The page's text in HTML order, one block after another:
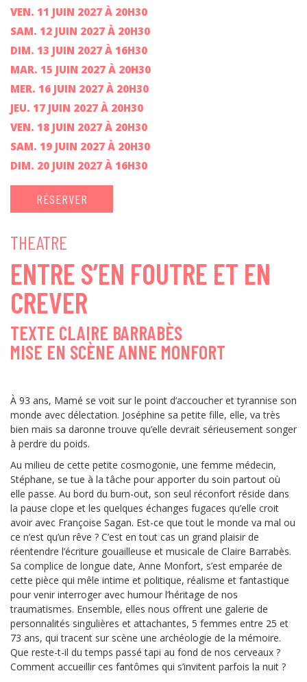
VEN. 11 JUIN 2027 À 20H30
SAM. 12 JUIN 2027 À 20H30
DIM. 13 JUIN 2027 À 16H30
MAR. 15 JUIN 2027 À 20H30
MER. 16 JUIN 2027 À 20H30
JEU. 17 JUIN 2027 À 20H30
VEN. 18 JUIN 2027 À 20H30
SAM. 19 JUIN 2027 À 20H30
DIM. 20 JUIN 2027 À 16H30
RÉSERVER
THEATRE
ENTRE S’EN FOUTRE ET EN
CREVER
TEXTE CLAIRE BARRABÈS
MISE EN SCÈNE ANNE MONFORT
À 93 ans, Mamé se voit sur le point d’accoucher et tyrannise son
monde avec délectation. Joséphine sa petite fille, elle, va très
bien mais sa daronne trouve qu’elle devrait sérieusement songer
à perdre du poids.
Au milieu de cette petite cosmogonie, une femme médecin,
Stéphane, se tue à la tâche pour apporter du soin partout où
elle passe. Au bord du burn-out, son seul réconfort réside dans
la pause clope et les quelques échanges fugaces qu’elle croit
avoir avec Françoise Sagan. Est-ce que tout le monde va mal ou
ce n’est qu’un rêve ? C’est en tout cas un grand plaisir de
réentendre l’écriture gouailleuse et musicale de Claire Barrabès.
Sa complice de longue date, Anne Monfort, s’est emparée de
cette pièce qui mêle intime et politique, réalisme et fantastique
pour venir interroger avec humour l’héritage de nos
traumatismes. Ensemble, elles nous offrent une galerie de
personnalités singulières et attachantes, 5 femmes entre 25 et
73 ans, qui tracent sur scène une archéologie de la mémoire.
Que reste-t-il du temps passé tapi au fond de nos cerveaux ?
Comment accueillir ces fantômes qui s’invitent parfois la nuit ?